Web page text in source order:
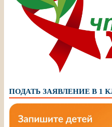
ПОДАТЬ ЗАЯВЛЕНИЕ В 1